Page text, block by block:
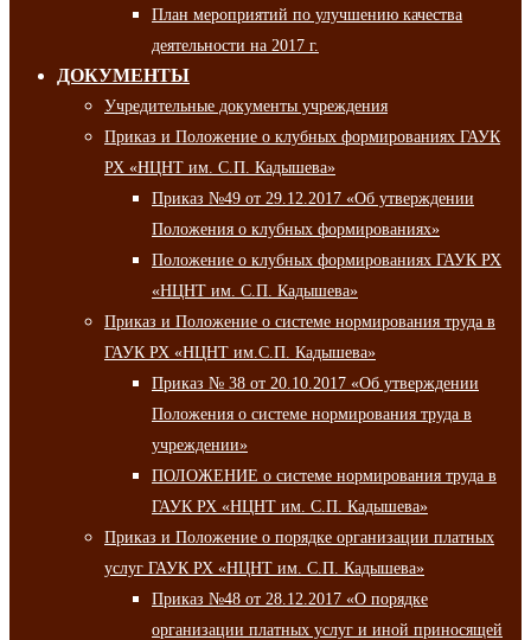
План мероприятий по улучшению качества
деятельности на 2017 г.
ДОКУМЕНТЫ
Учредительные документы учреждения
Приказ и Положение о клубных формированиях ГАУК
РХ «НЦНТ им. С.П. Кадышева»
Приказ №49 от 29.12.2017 «Об утверждении
Положения о клубных формированиях»
Положение о клубных формированиях ГАУК РХ
«НЦНТ им. С.П. Кадышева»
Приказ и Положение о системе нормирования труда в
ГАУК РХ «НЦНТ им.С.П. Кадышева»
Приказ № 38 от 20.10.2017 «Об утверждении
Положения о системе нормирования труда в
учреждении»
ПОЛОЖЕНИЕ о системе нормирования труда в
ГАУК РХ «НЦНТ им. С.П. Кадышева»
Приказ и Положение о порядке организации платных
услуг ГАУК РХ «НЦНТ им. С.П. Кадышева»
Приказ №48 от 28.12.2017 «О порядке
организации платных услуг и иной приносящей